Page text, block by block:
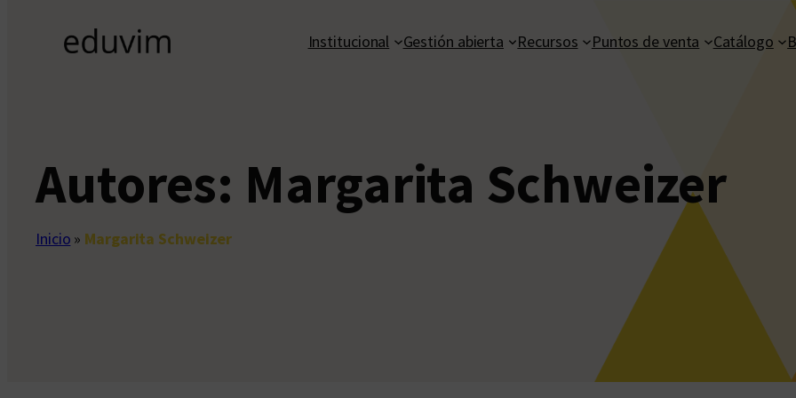
Institucional Gestión abierta Recursos Puntos de venta Catálogo
Autores: Margarita Schweizer
Inicio » Margarita Schweizer